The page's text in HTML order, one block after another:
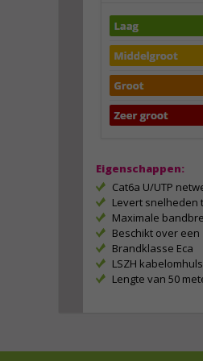
Eigenschappen:
Cat6a U/UTP
Levert snelheden
Maximale
Beschikt over
Brandklasse Eca
LSZH
Lengte van 50